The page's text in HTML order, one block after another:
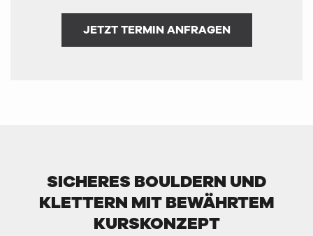
JETZT TERMIN ANFRAGEN
SICHERES BOULDERN UND
KLETTERN MIT BEWÄHRTEM
KURSKONZEPT